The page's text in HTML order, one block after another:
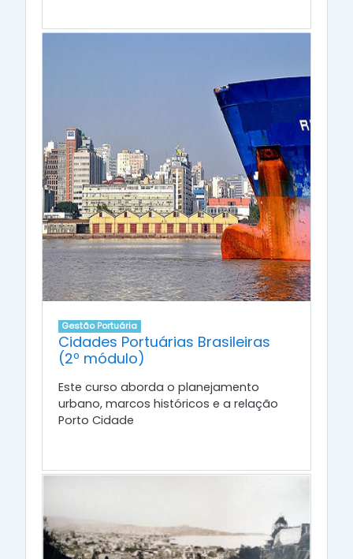
Gestão Portuária
Cidades Portuárias Brasileiras
(2º módulo)
Este curso aborda o planejamento
urbano, marcos históricos e a relação
Porto Cidade